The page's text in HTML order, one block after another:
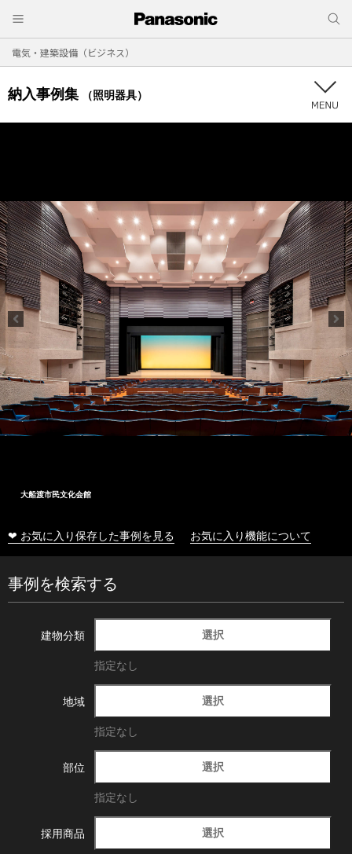
電気・建築設備（ビジネス）
納入事例集 （照明器具）
大船渡市民文化会館
❤ お気に入り保存した事例を見る お気に入り機能について
事例を検索する
建物分類 選択
指定なし
地域 選択
指定なし
部位 選択
指定なし
採用商品 選択